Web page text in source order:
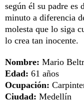
según él su padre es
minuto a diferencia
molesta que lo siga
lo crea tan inocente.
Nombre: Mario
Edad: 61 años
Ocupación:
Ciudad: Medellín